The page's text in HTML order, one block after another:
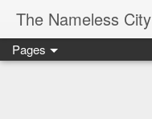
The Nameless City
Pages